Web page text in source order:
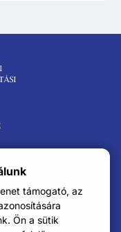
támogató, az
Ön a sütik